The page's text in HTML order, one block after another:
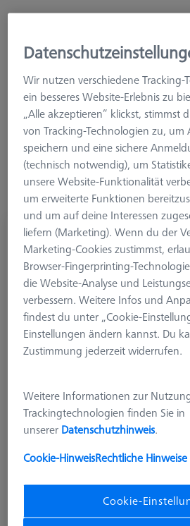
Ø Kugel (DK) Länge (L)
Mehr Filter
Referenztaster M5, DK12 L77
626115-1200-077
Wir nutzen verschiedene
ein besseres Website-Erlebnis zu
„Alle akzeptieren“ klickst, stimmst
von Tracking-Technologien zu, um
speichern und eine sichere
(technisch notwendig), um
unsere Website-Funktionalität
um erweiterte Funktionen
und um auf deine Interessen
liefern (Marketing). Wenn du der
Marketing-Cookies zustimmst,
Browser-Fingerprinting-
die Website-Analyse und
verbessern. Weitere Infos und
findest du unter „Cookie-
Einstellungen ändern kannst. Du
Zustimmung jederzeit widerrufen.
Weitere Informationen zur
Trackingtechnologien finden Sie in
unserer Datenschutzhinweis.
Cookie-HinweisRechtliche Hinweise
Cookie-